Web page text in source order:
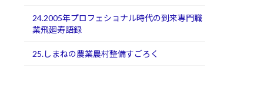
24.2005年プロフェショナル時代の到来専門職
業飛廻寿語録
25.しまねの農業農村整備すごろく